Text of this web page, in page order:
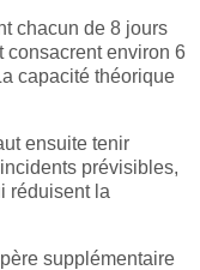
chacun de 8 jours
consacrent environ 6
capacité théorique
ensuite tenir
prévisibles,
réduisent la
supplémentaire